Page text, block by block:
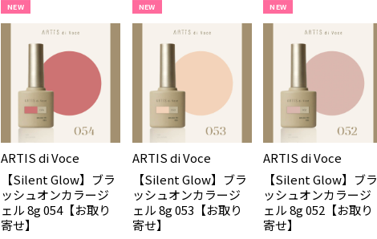
NEW
ARTIS di Voce
【Silent Glow】ブラ
ッシュオンカラージ
ェル 8g 054【お取り
寄せ】
NEW
ARTIS di Voce
【Silent Glow】ブラ
ッシュオンカラージ
ェル 8g 053【お取り
寄せ】
NEW
ARTIS di Voce
【Silent Glow】ブラ
ッシュオンカラージ
ェル 8g 052【お取り
寄せ】